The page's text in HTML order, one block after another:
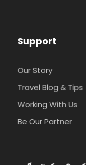
Support
Our Story
Travel Blog & Tips
Working With Us
Be Our Partner